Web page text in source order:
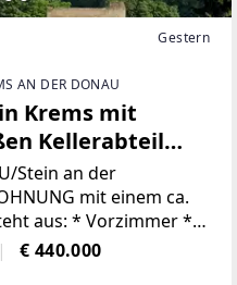
Gestern
AN DER DONAU
Krems mit
Kellerabteil
mit Ausblick auf
Stein an der
mit einem ca.
*
mit€ 440.000